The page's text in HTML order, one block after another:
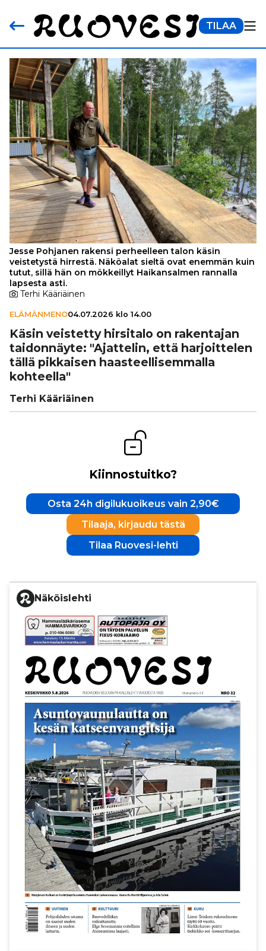
TILAA
Jesse Pohjanen rakensi perheelleen talon käsin
veistetystä hirrestä. Näköalat sieltä ovat enemmän kuin
tutut, sillä hän on mökkeillyt Haikansalmen rannalla
lapsesta asti.
Terhi Kääriäinen
ELÄMÄNMENO04.07.2026 klo 14.00
Käsin veistetty hirsitalo on raken­ta­jan
tai­don­näyte: "Ajattelin, että har­joit­te­len
tällä pikkaisen haas­teel­li­sem­malla
kohteella"
Terhi Kääriäinen
Kiinnostuitko?
Osta 24h digilukuoikeus vain 2,90€
Tilaaja, kirjaudu tästä
Tilaa Ruovesi-lehti
Näköislehti